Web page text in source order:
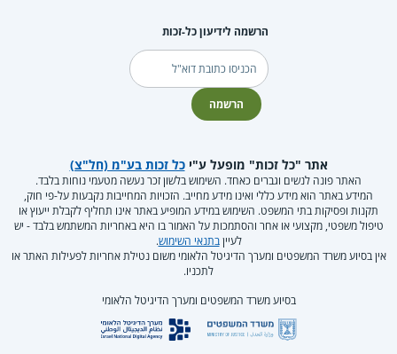
הרשמה לידיעון כל-זכות
דוא"ל
הרשמה
אתר "כל זכות" מופעל ע"יכל זכות בע"מ (חל"צ)
האתר פונה לנשים וגברים כאחד. השימוש בלשון זכר נעשה מטעמי נוחות בלבד.
המידע באתר הוא מידע כללי ואינו מידע מחייב. הזכויות המחייבות נקבעות על-פי חוק,
תקנות ופסיקות בתי המשפט. השימוש במידע המופיע באתר אינו תחליף לקבלת ייעוץ או
טיפול משפטי, מקצועי או אחר והסתמכות על האמור בו היא באחריות המשתמש בלבד - יש
לעייןבתנאי השימוש.
אין בסיוע משרד המשפטים ומערך הדיגיטל הלאומי משום נטילת אחריות לפעילות האתר או
לתכניו.
בסיוע משרד המשפטים ומערך הדיגיטל הלאומי